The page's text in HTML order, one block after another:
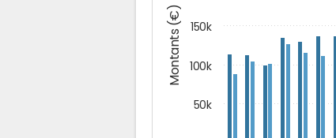
Montants (€)
50k
100k
150k